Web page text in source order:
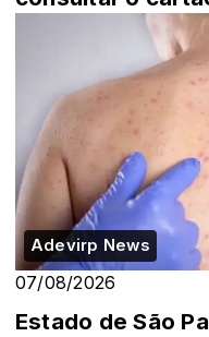
Adevirp News
07/08/2026
Estado de São